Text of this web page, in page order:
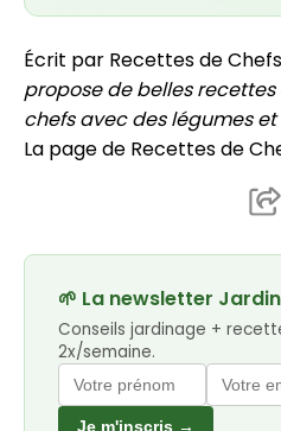
Écrit par Recettes de
propose de belles
chefs avec des légumes
La page de Recettes de
🌱 La newsletter
Conseils jardinage +
2x/semaine.
Je m'inscris →